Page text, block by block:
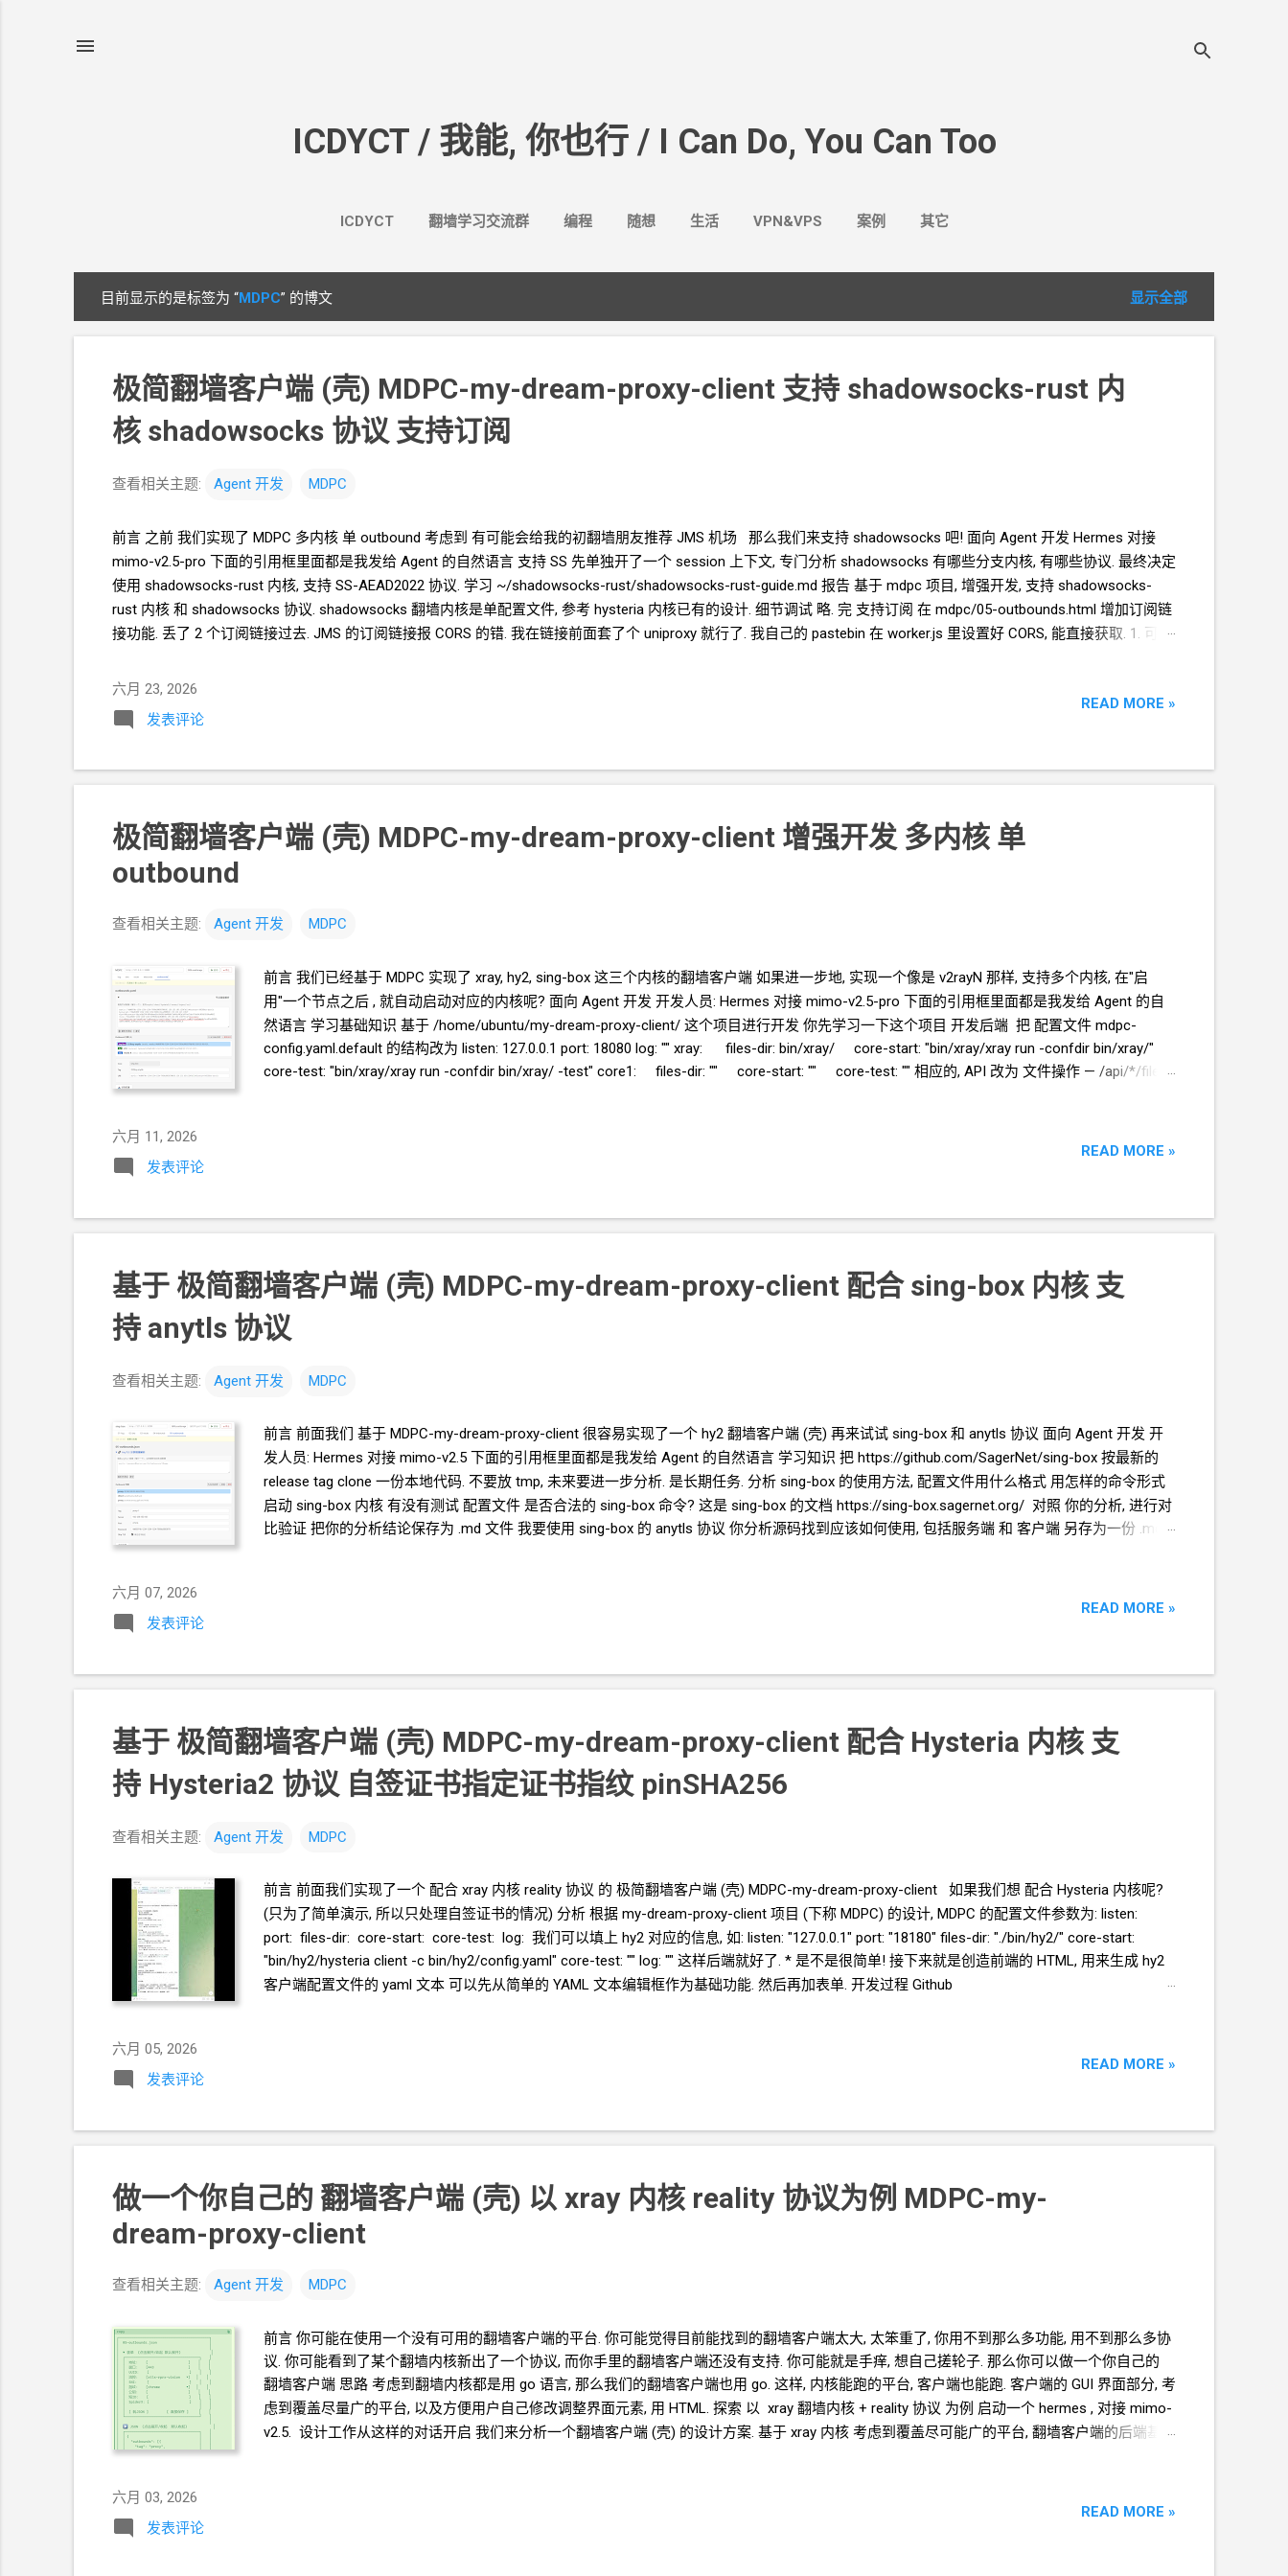
ICDYCT / 我能, 你也行 / I Can Do, You Can Too
ICDYCT 翻墙学习交流群 编程 随想 生活 VPN&VPS 案例 其它
文
目前显示的是标签为 “MDPC” 的博文 显示全部
极简翻墙客户端 (壳) MDPC-my-dream-proxy-client 支持 shadowsocks-rust 内
核 shadowsocks 协议 支持订阅
查看相关主题: Agent 开发 MDPC
前言 之前 我们实现了 MDPC 多内核 单 outbound 考虑到 有可能会给我的初翻墙朋友推荐 JMS 机场 那么我们来支持 shadowsocks 吧! 面向 Agent 开发 Hermes 对接
mimo-v2.5-pro 下面的引用框里面都是我发给 Agent 的自然语言 支持 SS 先单独开了一个 session 上下文, 专门分析 shadowsocks 有哪些分支内核, 有哪些协议. 最终决定
使用 shadowsocks-rust 内核, 支持 SS-AEAD2022 协议. 学习 ~/shadowsocks-rust/shadowsocks-rust-guide.md 报告 基于 mdpc 项目, 增强开发, 支持 shadowsocks-
rust 内核 和 shadowsocks 协议. shadowsocks 翻墙内核是单配置文件, 参考 hysteria 内核已有的设计. 细节调试 略. 完 支持订阅 在 mdpc/05-outbounds.html 增加订阅链
接功能. 丢了 2 个订阅链接过去. JMS 的订阅链接报 CORS 的错. 我在链接前面套了个 uniproxy 就行了. 我自己的 pastebin 在 worker.js 里设置好 CORS, 能直接获取. 1. 可以
户有可能 点击多次 “解析并添加” 按钮造成节点信息重复的后果 其它细节调试 略. 完 Github https://github.com/crazypeace/my-dream-proxy-client/releases/tag/v1.5.0
六月 23, 2026
发表评论
READ MORE »
极简翻墙客户端 (壳) MDPC-my-dream-proxy-client 增强开发 多内核 单
outbound
查看相关主题: Agent 开发 MDPC
前言 我们已经基于 MDPC 实现了 xray, hy2, sing-box 这三个内核的翻墙客户端 如果进一步地, 实现一个像是 v2rayN 那样, 支持多个内核, 在"启
用"一个节点之后 , 就自动启动对应的内核呢? 面向 Agent 开发 开发人员: Hermes 对接 mimo-v2.5-pro 下面的引用框里面都是我发给 Agent 的自
然语言 学习基础知识 基于 /home/ubuntu/my-dream-proxy-client/ 这个项目进行开发 你先学习一下这个项目 开发后端 把 配置文件 mdpc-
config.yaml.default 的结构改为 listen: 127.0.0.1 port: 18080 log: "" xray: files-dir: bin/xray/ core-start: "bin/xray/xray run -confdir bin/xray/"
core-test: "bin/xray/xray run -confdir bin/xray/ -test" core1: files-dir: "" core-start: "" core-test: "" 相应的, API 改为 文件操作 — /api/*/files
六月 11, 2026
发表评论
READ MORE »
基于 极简翻墙客户端 (壳) MDPC-my-dream-proxy-client 配合 sing-box 内核 支
持 anytls 协议
查看相关主题: Agent 开发 MDPC
前言 前面我们 基于 MDPC-my-dream-proxy-client 很容易实现了一个 hy2 翻墙客户端 (壳) 再来试试 sing-box 和 anytls 协议 面向 Agent 开发 开
发人员: Hermes 对接 mimo-v2.5 下面的引用框里面都是我发给 Agent 的自然语言 学习知识 把 https://github.com/SagerNet/sing-box 按最新的
release tag clone 一份本地代码. 不要放 tmp, 未来要进一步分析. 是长期任务. 分析 sing-box 的使用方法, 配置文件用什么格式 用怎样的命令形式
启动 sing-box 内核 有没有测试 配置文件 是否合法的 sing-box 命令? 这是 sing-box 的文档 https://sing-box.sagernet.org/ 对照 你的分析, 进行对
比验证 把你的分析结论保存为 .md 文件 我要使用 sing-box 的 anytls 协议 你分析源码找到应该如何使用, 包括服务端 和 客户端 另存为一份 .md
六月 07, 2026
发表评论
READ MORE »
基于 极简翻墙客户端 (壳) MDPC-my-dream-proxy-client 配合 Hysteria 内核 支
持 Hysteria2 协议 自签证书指定证书指纹 pinSHA256
查看相关主题: Agent 开发 MDPC
前言 前面我们实现了一个 配合 xray 内核 reality 协议 的 极简翻墙客户端 (壳) MDPC-my-dream-proxy-client 如果我们想 配合 Hysteria 内核呢?
(只为了简单演示, 所以只处理自签证书的情况) 分析 根据 my-dream-proxy-client 项目 (下称 MDPC) 的设计, MDPC 的配置文件参数为: listen:
port: files-dir: core-start: core-test: log: 我们可以填上 hy2 对应的信息, 如: listen: "127.0.0.1" port: "18180" files-dir: "./bin/hy2/" core-start:
"bin/hy2/hysteria client -c bin/hy2/config.yaml" core-test: "" log: "" 这样后端就好了. * 是不是很简单! 接下来就是创造前端的 HTML, 用来生成 hy2
客户端配置文件的 yaml 文本 可以先从简单的 YAML 文本编辑框作为基础功能. 然后再加表单. 开发过程 Github
六月 05, 2026
发表评论
READ MORE »
做一个你自己的 翻墙客户端 (壳) 以 xray 内核 reality 协议为例 MDPC-my-
dream-proxy-client
查看相关主题: Agent 开发 MDPC
前言 你可能在使用一个没有可用的翻墙客户端的平台. 你可能觉得目前能找到的翻墙客户端太大, 太笨重了, 你用不到那么多功能, 用不到那么多协
议. 你可能看到了某个翻墙内核新出了一个协议, 而你手里的翻墙客户端还没有支持. 你可能就是手痒, 想自己搓轮子. 那么你可以做一个你自己的
翻墙客户端 思路 考虑到翻墙内核都是用 go 语言, 那么我们的翻墙客户端也用 go. 这样, 内核能跑的平台, 客户端也能跑. 客户端的 GUI 界面部分, 考
虑到覆盖尽量广的平台, 以及方便用户自己修改调整界面元素, 用 HTML. 探索 以 xray 翻墙内核 + reality 协议 为例 启动一个 hermes , 对接 mimo-
v2.5. 设计工作从这样的对话开启 我们来分析一个翻墙客户端 (壳) 的设计方案. 基于 xray 内核 考虑到覆盖尽可能广的平台, 翻墙客户端的后端基于
/api/files GET /api/files GET /api/files/{filename} PUT /api/files/{filename} DELETE /api/files/{filename} 进程操作 — /api/core GET
六月 03, 2026
发表评论
READ MORE »